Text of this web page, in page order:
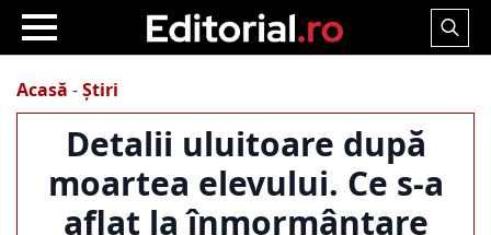
Search
Acasă -Știri
Detalii uluitoare după
moartea elevului. Ce s-a
aflat la înmormântare